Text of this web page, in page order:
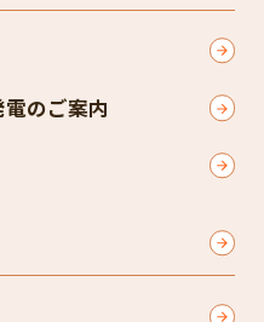
のご案内